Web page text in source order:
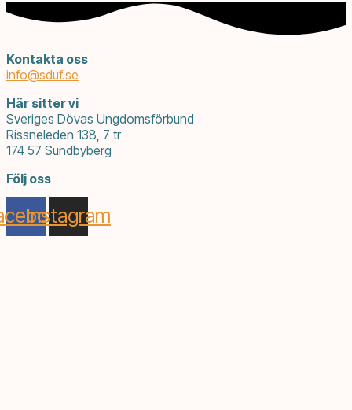
Kontakta oss
info@sduf.se
Här sitter vi
Sveriges Dövas Ungdomsförbund
Rissneleden 138, 7 tr
174 57 Sundbyberg
Följ oss
Instagram